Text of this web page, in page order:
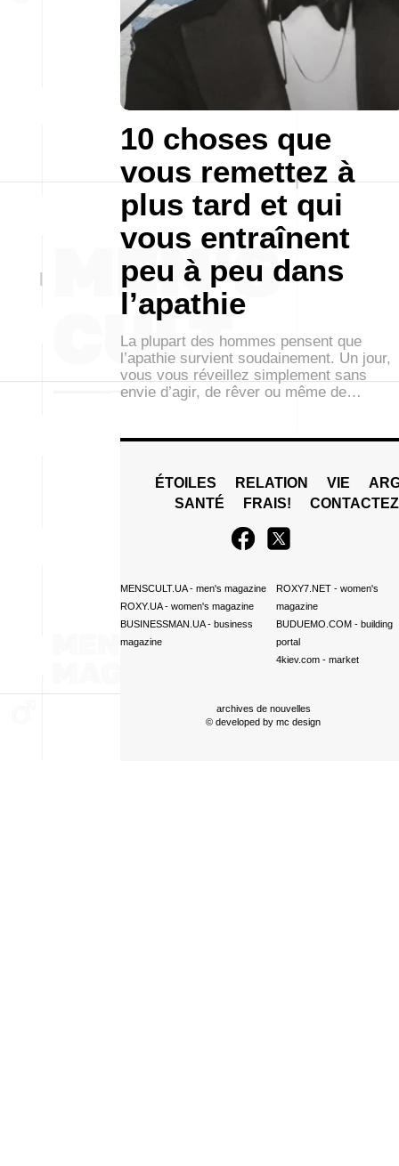
10 choses que
vous remettez à
plus tard et qui
vous entraînent
peu à peu dans
l’apathie
La plupart des hommes pensent que
l’apathie survient soudainement. Un jour,
vous vous réveillez simplement sans
envie d’agir, de rêver ou même de…
ÉTOILES RELATION VIE
SANTÉ
FRAIS!
MENSCULT.UA- men's magazine
ROXY.UA- women's magazine
BUSINESSMAN.UA- business
magazine
ROXY7.NET- women's
magazine
BUDUEMO.COM- building
portal
4kiev.com- market
archives de nouvelles
© developed by mc design